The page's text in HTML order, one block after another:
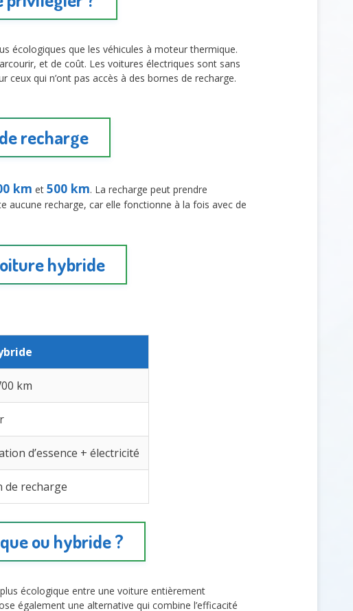
écologiques que les véhicules à moteur thermique.
et de coût. Les voitures électriques sont sans
qui n’ont pas accès à des bornes de recharge.
recharge
km et 500 km. La recharge peut prendre
aucune recharge, car elle fonctionne à la fois avec de
hybride
km
d’essence + électricité
de recharge
ou hybride ?
écologique entre une voiture entièrement
également une alternative qui combine l’efficacité